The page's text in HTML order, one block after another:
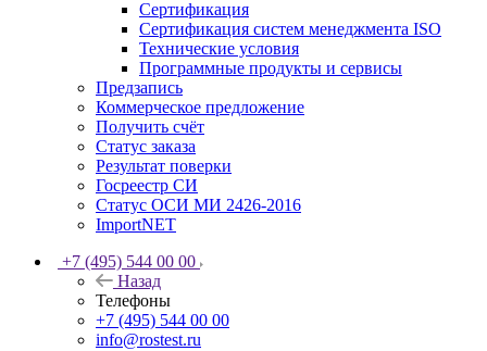
Сертификация
Сертификация систем менеджмента ISO
Технические условия
Программные продукты и сервисы
Предзапись
Коммерческое предложение
Получить счёт
Статус заказа
Результат поверки
Госреестр СИ
Статус ОСИ МИ 2426-2016
ImportNET
+7 (495) 544 00 00
Назад
Телефоны
+7 (495) 544 00 00
info@rostest.ru